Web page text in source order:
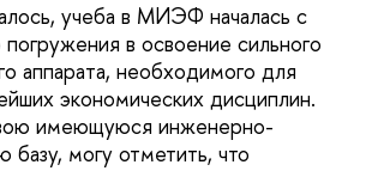
учеба в МИЭФ началась с
погружения в освоение сильного
аппарата, необходимого для
экономических дисциплин.
имеющуюся инженерно-
базу, могу отметить, что